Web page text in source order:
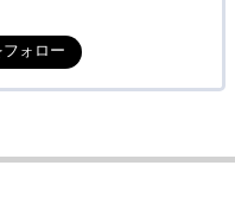
ォロー